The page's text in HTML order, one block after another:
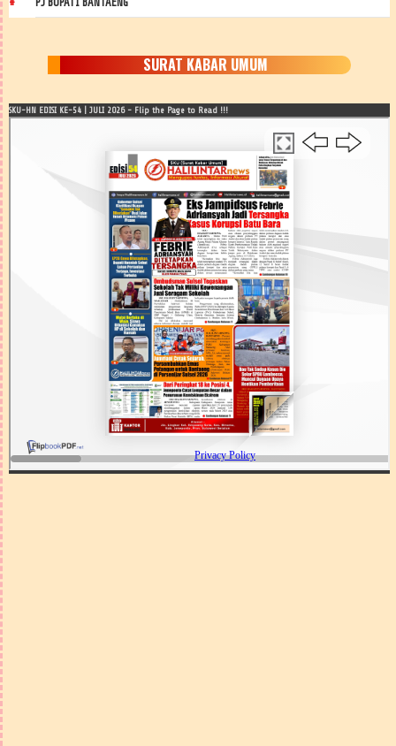
SURAT KABAR UMUM
SKU-HN EDISI KE-54 | JULI 2026 - Flip the Page to Read !!!